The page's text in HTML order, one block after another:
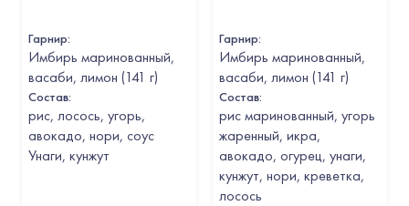
Гарнир:
Имбирь маринованный,
васаби, лимон (141 г)
Состав:
рис, лосось, угорь,
авокадо, нори, соус
Унаги, кунжут
Гарнир:
Имбирь маринованный,
васаби, лимон (141 г)
Состав:
рис маринованный, угорь
жаренный, икра,
авокадо, огурец, унаги,
кунжут, нори, креветка,
лосось